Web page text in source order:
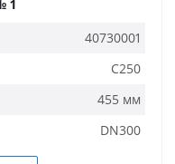
1
40730001
C250
455 мм
DN300